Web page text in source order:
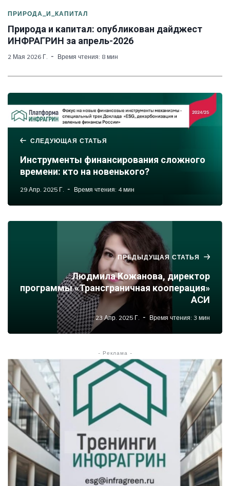
ПРИРОДА_И_КАПИТАЛ
Природа и капитал: опубликован дайджест
ИНФРАГРИН за апрель-2026
2 Мая 2026 Г. Время чтения: 8 мин
СЛЕДУЮЩАЯ СТАТЬЯ
Инструменты финансирования сложного
времени: кто на новенького?
29 Апр. 2025 Г. Время чтения: 4 мин
ПРЕДЫДУЩАЯ СТАТЬЯ
Людмила Кожанова, директор
программы «Трансграничная кооперация»
АСИ
23 Апр. 2025 Г. Время чтения: 3 мин
- Реклама -